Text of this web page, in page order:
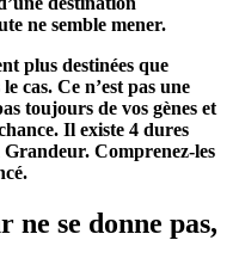
ne semble mener.
plus destinées que
cas. Ce n’est pas une
toujours de vos gènes et
Il existe 4 dures
Comprenez-les
se donne pas,